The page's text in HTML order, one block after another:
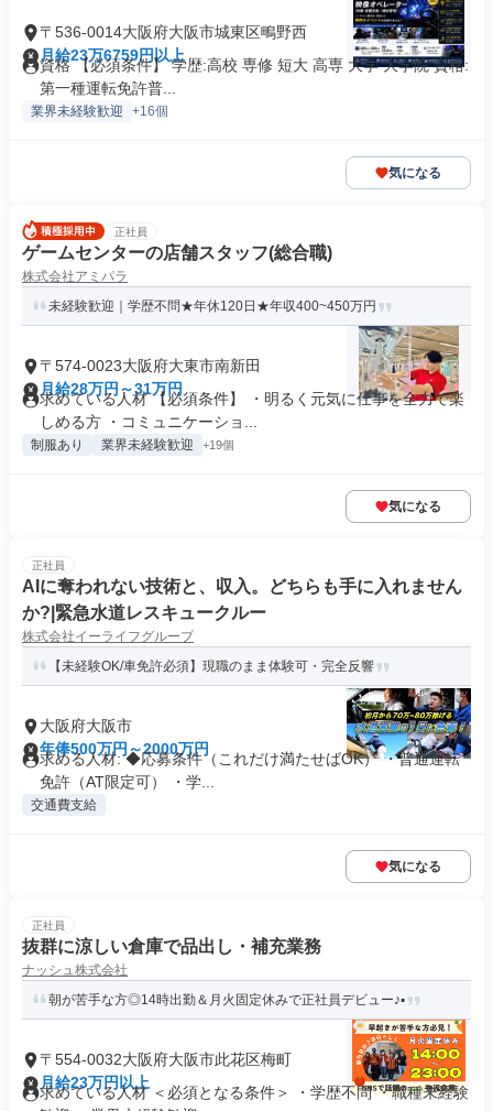
〒536-0014大阪府大阪市城東区鴫野西
月給23万6759円以上
資格 【必須条件】 学歴:高校 専修 短大 高専 大学 大学院 資格:
第一種運転免許普...
業界未経験歓迎 +16個
気になる
正社員
ゲームセンターの店舗スタッフ(総合職)
株式会社アミパラ
未経験歓迎｜学歴不問★年休120日★年収400~450万円
〒574-0023大阪府大東市南新田
月給28万円～31万円
求めている人材 【必須条件】 ・明るく元気に仕事を全力で楽
しめる方 ・コミュニケーショ...
制服あり 業界未経験歓迎 +19個
気になる
正社員
AIに奪われない技術と、収入。どちらも手に入れません
か?|緊急水道レスキュークルー
株式会社イーライフグループ
【未経験OK/車免許必須】現職のまま体験可・完全反響
大阪府大阪市
年俸500万円～2000万円
求める人材: ◆応募条件（これだけ満たせばOK） ・普通運転
免許（AT限定可） ・学...
交通費支給
気になる
正社員
抜群に涼しい倉庫で品出し・補充業務
ナッシュ株式会社
朝が苦手な方◎14時出勤＆月火固定休みで正社員デビュー♪▪️
〒554-0032大阪府大阪市此花区梅町
月給23万円以上
求めている人材 ＜必須となる条件＞ ・学歴不問 ・職種未経験